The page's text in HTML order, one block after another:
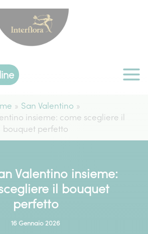
San Valentino
insieme: come scegliere il
bouquet perfetto
Valentino insieme:
il bouquet
perfetto
16 Gennaio 2026